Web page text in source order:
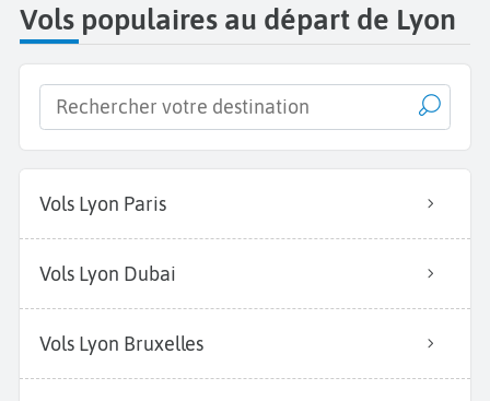
Vols populaires au départ de Lyon
Vols Lyon Paris
Vols Lyon Dubai
Vols Lyon Bruxelles